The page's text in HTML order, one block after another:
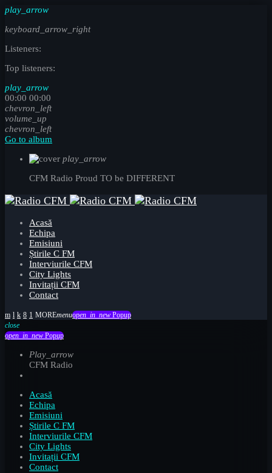
play_arrow
keyboard_arrow_right
Listeners:
Top listeners:
play_arrow
00:00 00:00
chevron_left
volume_up
chevron_left
Go to album
play_arrow
CFM Radio Proud TO be DIFFERENT
Acasă
Echipa
Emisiuni
Știrile C FM
Interviurile CFM
City Lights
Invitații CFM
Contact
menuopen_in_new Popup
close
open_in_new Popup
Play_arrow
CFM Radio
Acasă
Echipa
Emisiuni
Știrile C FM
Interviurile CFM
City Lights
Invitații CFM
Contact